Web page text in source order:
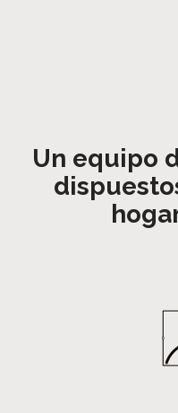
Un equipo